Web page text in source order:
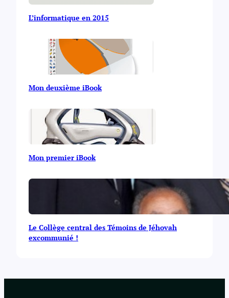
L’informatique en 2015
Mon deuxième iBook
Mon premier iBook
Le Collège central des Témoins de Jéhovah
excommunié !